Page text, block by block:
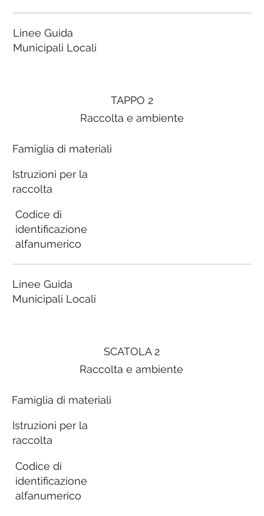
Linee Guida
Municipali Locali
SCATOLA 2
Raccolta e ambiente
Famiglia di materiali
Istruzioni per la
raccolta
Codice di
identificazione
alfanumerico
TAPPO 2
Raccolta e ambiente
Famiglia di materiali
Istruzioni per la
raccolta
Codice di
identificazione
alfanumerico
Linee Guida
Municipali Locali